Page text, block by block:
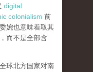
digital
colonialism 前
婉也意味着取其
而不是全部含
球北方国家对南